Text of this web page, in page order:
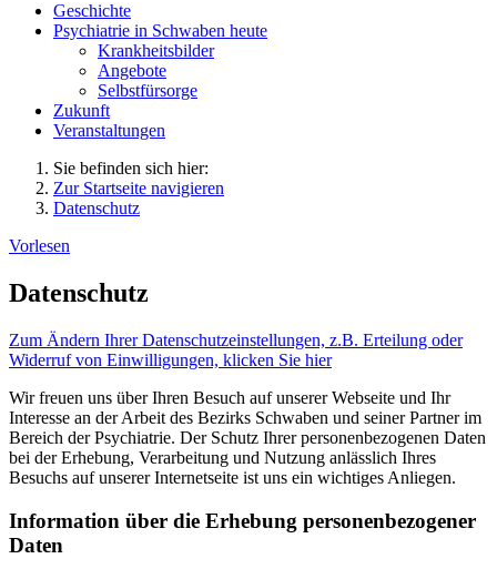
Geschichte
Psychiatrie in Schwaben heute
Krankheitsbilder
Angebote
Selbstfürsorge
Zukunft
Veranstaltungen
Sie befinden sich hier:
Zur Startseite navigieren
Datenschutz
Vorlesen
Datenschutz
Zum Ändern Ihrer Datenschutzeinstellungen, z.B. Erteilung oder
Widerruf von Einwilligungen, klicken Sie hier
Wir freuen uns über Ihren Besuch auf unserer Webseite und Ihr
Interesse an der Arbeit des Bezirks Schwaben und seiner Partner im
Bereich der Psychiatrie. Der Schutz Ihrer personenbezogenen Daten
bei der Erhebung, Verarbeitung und Nutzung anlässlich Ihres
Besuchs auf unserer Internetseite ist uns ein wichtiges Anliegen.
Information über die Erhebung personenbezogener
Daten